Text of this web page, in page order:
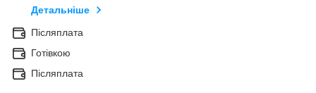
Детальніше
Післяплата
Готівкою
Післяплата